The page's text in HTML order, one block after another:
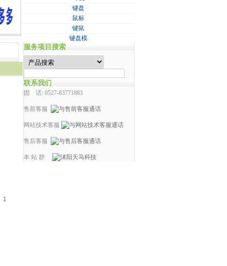
服务项目搜索
联系我们
固 话: 0527-83771883
售前客服
网站技术客服
售后客服
本 站 群
1